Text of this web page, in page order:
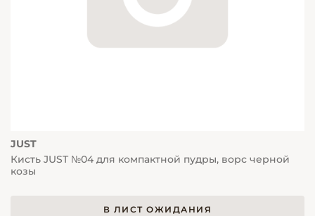
JUST
Кисть JUST №04 для компактной пудры, ворс черной
козы
В ЛИСТ ОЖИДАНИЯ